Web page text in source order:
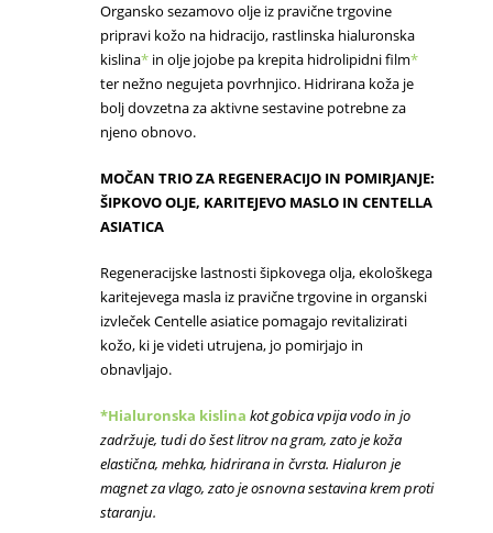
Organsko sezamovo olje iz pravične trgovine
pripravi kožo na hidracijo, rastlinska hialuronska
kislina*in olje jojobe pa krepita hidrolipidni film*
ter nežno negujeta povrhnjico. Hidrirana koža je
bolj dovzetna za aktivne sestavine potrebne za
njeno obnovo.
MOČAN TRIO ZA REGENERACIJO IN POMIRJANJE:
ŠIPKOVO OLJE, KARITEJEVO MASLO IN CENTELLA
ASIATICA
Regeneracijske lastnosti šipkovega olja, ekološkega
karitejevega masla iz pravične trgovine in organski
izvleček Centelle asiatice pomagajo revitalizirati
kožo, ki je videti utrujena, jo pomirjajo in
obnavljajo.
*Hialuronska kislina kot gobica vpija vodo in jo
zadržuje, tudi do šest litrov na gram, zato je koža
elastična, mehka, hidrirana in čvrsta. Hialuron je
magnet za vlago, zato je osnovna sestavina krem proti
staranju.